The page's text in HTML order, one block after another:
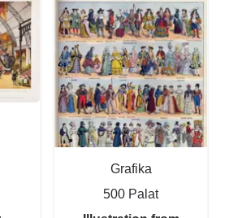
Grafika
500 Palat